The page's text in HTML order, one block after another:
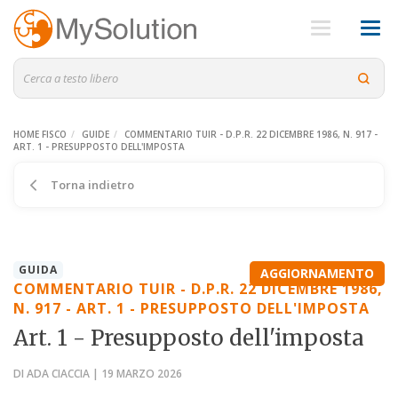
HOME FISCO GUIDE
COMMENTARIO TUIR - D.P.R. 22 DICEMBRE 1986, N. 917 -
ART. 1 - PRESUPPOSTO DELL'IMPOSTA
Torna indietro
AGGIORNAMENTO
GUIDA
COMMENTARIO TUIR - D.P.R. 22 DICEMBRE 1986,
N. 917 - ART. 1 - PRESUPPOSTO DELL'IMPOSTA
Art. 1 - Presupposto dell'imposta
DI ADA CIACCIA | 19 MARZO 2026